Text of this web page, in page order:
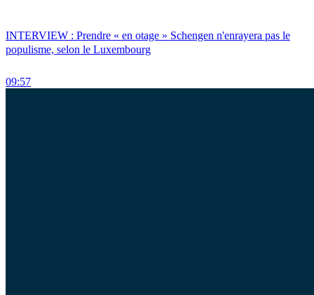
INTERVIEW : Prendre « en otage » Schengen n'enrayera pas le
populisme, selon le Luxembourg
09:57